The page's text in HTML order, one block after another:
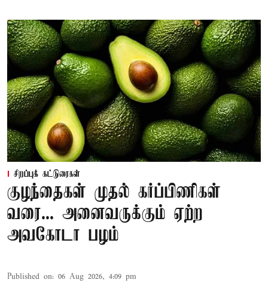
சிறப்புக் கட்டுரைகள்
குழந்தைகள் முதல் கர்ப்பிணிகள்
வரை... அனைவருக்கும் ஏற்ற
அவகோடா பழம்
Published on: 06 Aug 2026, 4:09 pm